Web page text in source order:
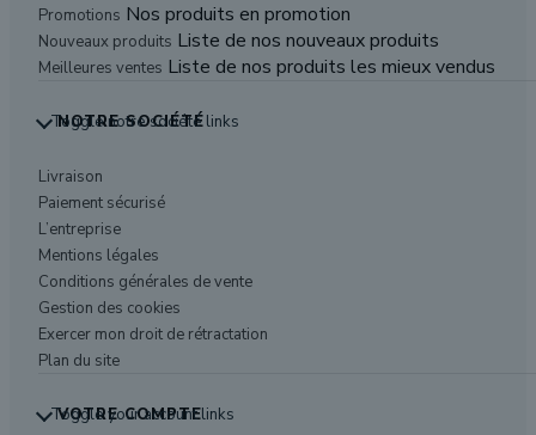
Promotions Nos produits en promotion
Nouveaux produits Liste de nos nouveaux produits
Meilleures ventes Liste de nos produits les mieux vendus
NOTRE SOCIÉTÉ
Toggle notre société links
Livraison
Paiement sécurisé
L’entreprise
Mentions légales
Conditions générales de vente
Gestion des cookies
Exercer mon droit de rétractation
Plan du site
VOTRE COMPTE
Toggle your account links